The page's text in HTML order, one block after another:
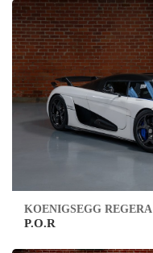
KOENIGSEGG REGERA
P.O.R